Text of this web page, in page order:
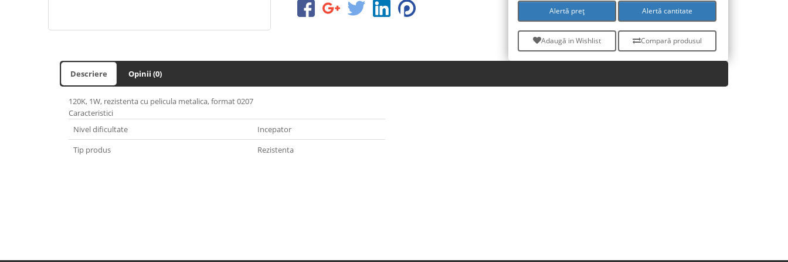
Alertă preț Alertă cantitate
Adaugă in Wishlist Compară produsul
Descriere Opinii (0)
120K, 1W, rezistenta cu pelicula metalica, format 0207
Caracteristici
Nivel dificultate
Incepator
Tip produs
Rezistenta